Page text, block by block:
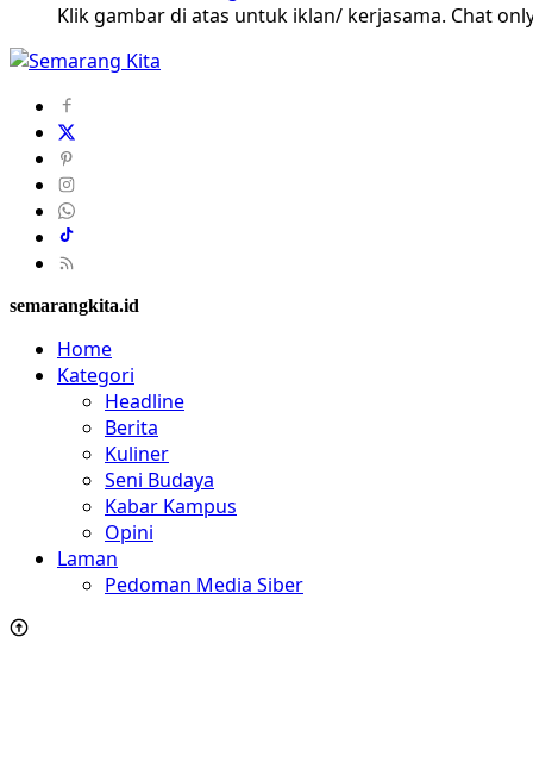
Klik gambar di atas untuk iklan/ kerjasama. Chat
semarangkita.id
Home
Kategori
Headline
Berita
Kuliner
Seni Budaya
Kabar Kampus
Opini
Laman
Pedoman Media Siber